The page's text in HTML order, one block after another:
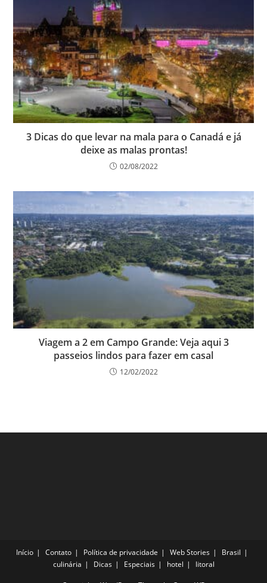
3 Dicas do que levar na mala para o Canadá e já
deixe as malas prontas!
02/08/2022
Viagem a 2 em Campo Grande: Veja aqui 3
passeios lindos para fazer em casal
12/02/2022
Início Contato Política de privacidade Web Stories
Brasil
culinária
Dicas Especiais hotel litoral